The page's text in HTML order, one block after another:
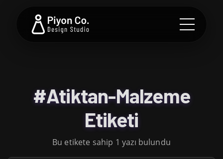
#Atiktan-Malzeme
Etiketi
Bu etikete sahip 1 yazı bulundu